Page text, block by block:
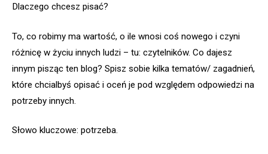
Dlaczego chcesz pisać?
To, co robimy ma wartość, o ile wnosi coś nowego i czyni
różnicę w życiu innych ludzi – tu: czytelników. Co dajesz
innym pisząc ten blog? Spisz sobie kilka tematów/ zagadnień,
które chcialbyś opisać i oceń je pod względem odpowiedzi na
potrzeby innych.
Słowo kluczowe: potrzeba.